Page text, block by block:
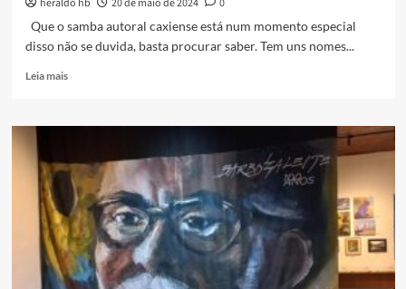
heraldo hb 20 de maio de 2024
0
Que o samba autoral caxiense está num momento especial
disso não se duvida, basta procurar saber. Tem uns nomes...
Leia maisRead
Uma
samba
autoral
caxiense
em
alta
Bira